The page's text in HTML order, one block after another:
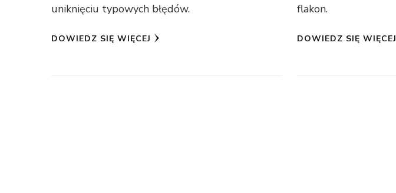
uniknięciu typowych błędów.
DOWIEDZ SIĘ WIĘCEJ
flakon.
DOWIEDZ SIĘ WIĘCEJ